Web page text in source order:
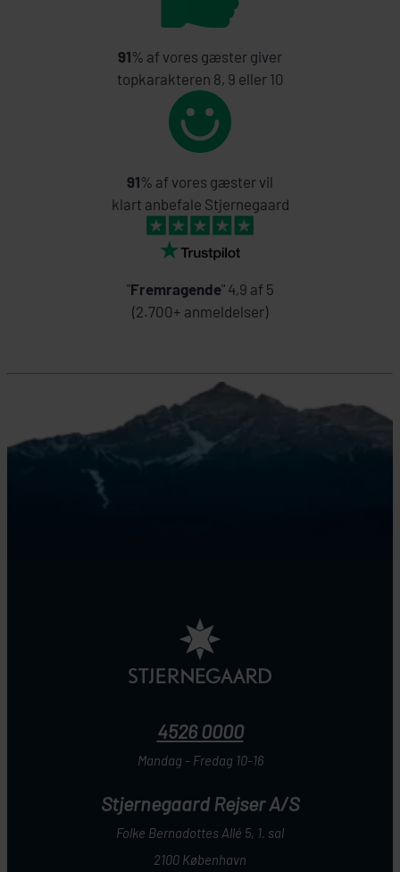
91% af vores gæster giver
topkarakteren 8, 9 eller 10
91% af vores gæster vil
klart anbefale Stjernegaard
"Fremragende" 4,9 af 5
(2.700+ anmeldelser)
4526 0000
Mandag - Fredag 10-16
Stjernegaard Rejser A/S
Folke Bernadottes Allé 5, 1. sal
2100 København